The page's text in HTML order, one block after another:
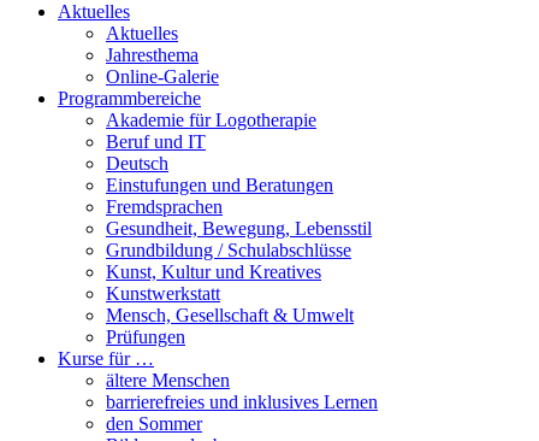
Aktuelles
Aktuelles
Jahresthema
Online-Galerie
Programmbereiche
Akademie für Logotherapie
Beruf und IT
Deutsch
Einstufungen und Beratungen
Fremdsprachen
Gesundheit, Bewegung, Lebensstil
Grundbildung / Schulabschlüsse
Kunst, Kultur und Kreatives
Kunstwerkstatt
Mensch, Gesellschaft & Umwelt
Prüfungen
Kurse für …
ältere Menschen
barrierefreies und inklusives Lernen
den Sommer